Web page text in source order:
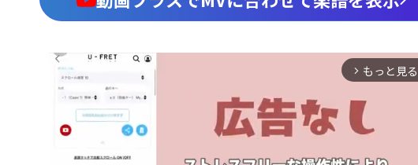
arrow_forward_ios もっと見る